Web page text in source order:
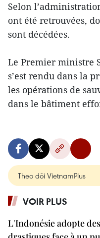
Selon
ont été retrouvées,
sont décédées.
Le Premier ministre
s’est rendu dans la
les opérations de
dans le bâtiment
Theo dõi VietnamPlus
VOIR PLUS
L'Indonésie adopte